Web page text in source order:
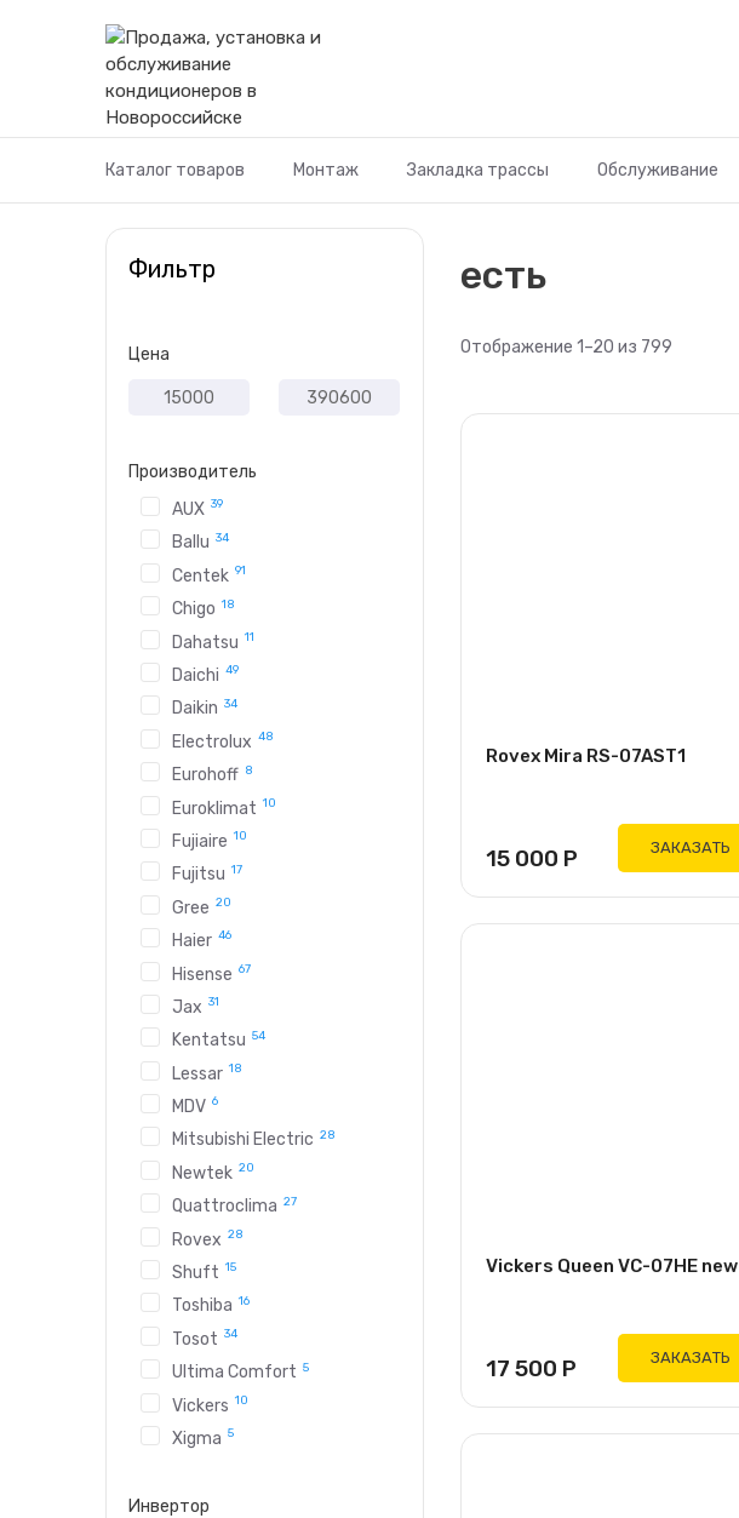
содержимому
Каталог товаров Монтаж Закладка трассы Обслуживание
есть
Отображение 1–20 из 799
Rovex Mira RS-07AST1
15 000 Р ЗАКАЗАТЬ
Vickers Queen VC-07HE new
17 500 Р ЗАКАЗАТЬ
Фильтр
Цена
Производитель
AUX 39
Ballu 34
Centek 91
Chigo 18
Dahatsu 11
Daichi 49
Daikin 34
Electrolux 48
Eurohoff 8
Euroklimat 10
Fujiaire 10
Fujitsu 17
Gree 20
Haier 46
Hisense 67
Jax 31
Kentatsu 54
Lessar 18
MDV 6
Mitsubishi Electric 28
Newtek 20
Quattroclima 27
Rovex 28
Shuft 15
Toshiba 16
Tosot 34
Ultima Comfort 5
Vickers 10
Xigma 5
Инвертор